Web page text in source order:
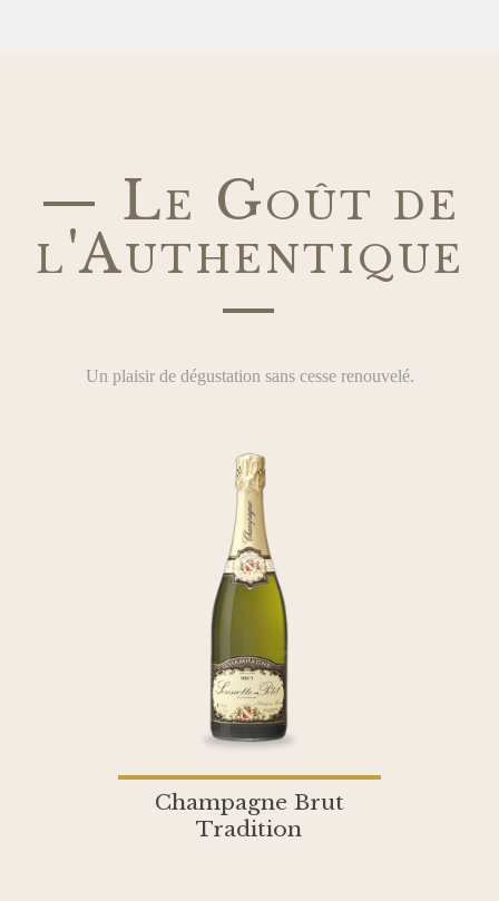
— Le Goût de
l'Authentique
—
Un plaisir de dégustation sans cesse renouvelé.
Champagne Brut
Tradition